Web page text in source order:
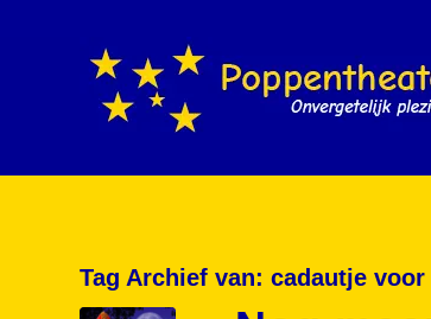
Tag Archief van: cadautje